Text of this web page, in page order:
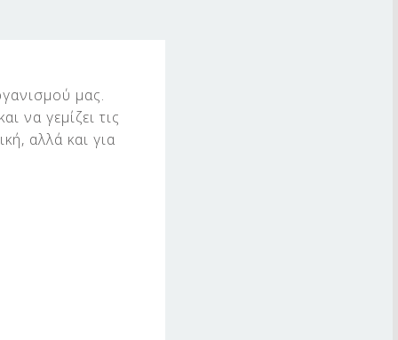
μας.
να γεμίζει τις
αλλά και για